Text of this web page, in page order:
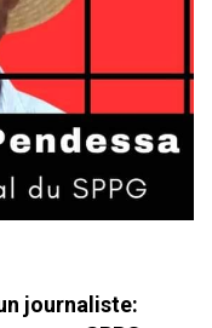
journaliste: